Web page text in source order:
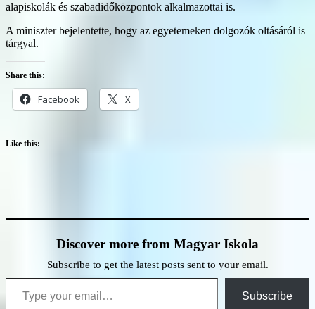
alapiskolák és szabadidőközpontok alkalmazottai is.
A miniszter bejelentette, hogy az egyetemeken dolgozók oltásáról is
tárgyal.
Share this:
Facebook X
Like this:
Discover more from Magyar Iskola
Subscribe to get the latest posts sent to your email.
Type your email…
Subscribe